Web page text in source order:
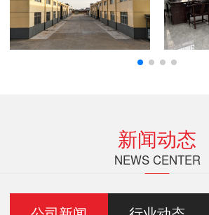
新闻动态
NEWS CENTER